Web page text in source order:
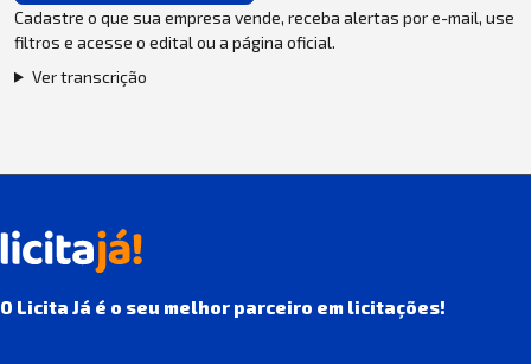
Cadastre o que sua empresa vende, receba alertas por e-mail, use
filtros e acesse o edital ou a página oficial.
Ver transcrição
O Licita Já é o seu melhor parceiro em licitações!